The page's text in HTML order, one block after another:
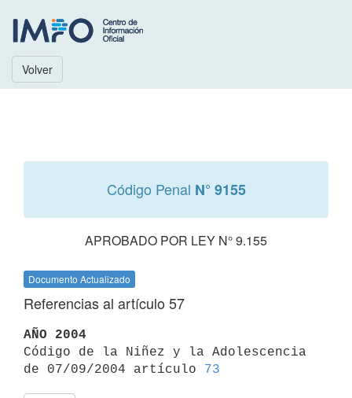
Volver
Código Penal N° 9155
APROBADO POR LEY N° 9.155
Documento Actualizado
Referencias al artículo 57
AÑO 2004
Código de la Niñez y la Adolescencia
de 07/09/2004 artículo 73